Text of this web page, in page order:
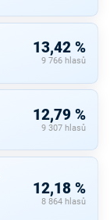
13,42 %
9 766 hlasů
12,79 %
9 307 hlasů
12,18 %
8 864 hlasů